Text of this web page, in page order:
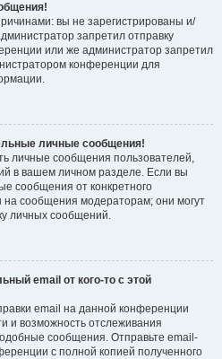
вы не зарегистрированы и/
запретил отправку
или же администратор запретил
конференции для
личные сообщения!
личные сообщения пользователей,
в вашем личном разделе. Если вы
сообщения от конкретного
на сообщения модераторам; они могут
личных сообщений.
email от кого-то с этой
email на данной конференции
и возможность отслеживания
сообщения. Отправьте email-
с полной копией полученного